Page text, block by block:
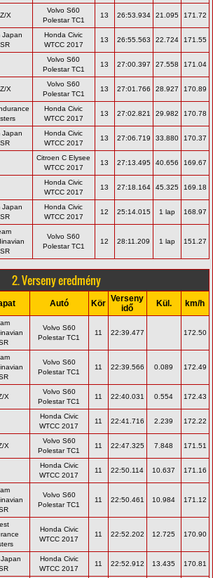
X
Volvo S60
Polestar TC1
13 26:53.934 21.095 171.72
Japan
Honda Civic
WTCC 2017
13 26:55.563 22.724 171.55
Volvo S60
Polestar TC1
13 27:00.397 27.558 171.04
X
Volvo S60
Polestar TC1
13 27:01.766 28.927 170.89
Honda Civic
WTCC 2017
13 27:02.821 29.982 170.78
Japan
Honda Civic
WTCC 2017
13 27:06.719 33.880 170.37
Citroen C Elysee
WTCC 2017
13 27:13.495 40.656 169.67
Honda Civic
WTCC 2017
13 27:18.164 45.325 169.18
Japan
Honda Civic
WTCC 2017
12 25:14.015 1 lap 168.97
Volvo S60
Polestar TC1
12 28:11.209 1 lap 151.27
2. Verseny eredmény
Autó Kör Verseny
idő
Kül. km/h
Volvo S60
Polestar TC1
11 22:39.477 172.50
Volvo S60
Polestar TC1
11 22:39.566 0.089 172.49
X
Volvo S60
Polestar TC1
11 22:40.031 0.554 172.43
Honda Civic
WTCC 2017
11 22:41.716 2.239 172.22
X
Volvo S60
Polestar TC1
11 22:47.325 7.848 171.51
Honda Civic
WTCC 2017
11 22:50.114 10.637 171.16
Volvo S60
Polestar TC1
11 22:50.461 10.984 171.12
Honda Civic
WTCC 2017
11 22:52.202 12.725 170.90
Honda Civic
WTCC 2017
11 22:52.912 13.435 170.81